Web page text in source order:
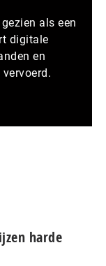
als een
digitale
en
harde